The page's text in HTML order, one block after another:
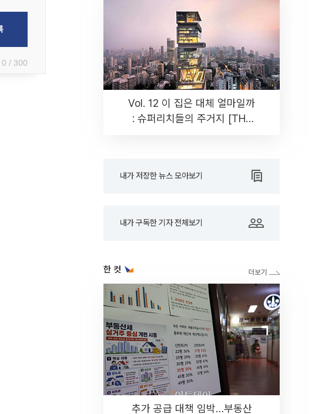
0 / 300
Vol. 12 이 집은 대체 얼마일까
: 슈퍼리치들의 주거지 [THE
내가 저장한 뉴스 모아보기
내가 구독한 기자 전체보기
한 컷
추가 공급 대책 임박…부동산